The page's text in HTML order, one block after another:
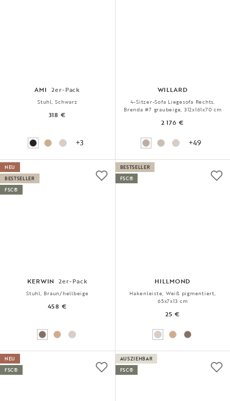
AMI 2er-Pack
Stuhl, Schwarz
318 €
+3
WILLARD
4-Sitzer-Sofa Liegesofa Rechts,
Brenda #7 graubeige, 312x161x70 cm
2 176 €
+49
KERWIN 2er-Pack
Stuhl, Braun/hellbeige
458 €
NEU
BESTSELLER
FSC®
HILLMOND
Hakenleiste, Weiß pigmentiert,
65x7x13 cm
25 €
BESTSELLER
FSC®
NEU
FSC®
AUSZIEHBAR
FSC®